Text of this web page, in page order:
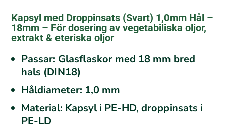
Kapsyl med Droppinsats (Svart) 1,0mm Hål –
18mm – För dosering av vegetabiliska oljor,
extrakt & eteriska oljor
Passar: Glasflaskor med 18 mm bred
hals (DIN18)
Håldiameter: 1,0 mm
Material: Kapsyl i PE-HD, droppinsats i
PE-LD